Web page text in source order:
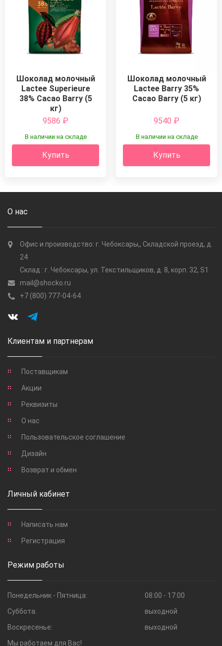
Шоколад молочный
Lactee Superieure
38% Cacao Barry (5
кг)
9586 ₽
В наличии на складе
Купить
Шоколад молочный
Lactee Barry 35%
Cacao Barry (5 кг)
9540 ₽
В наличии на складе
Купить
О нас
Офис и производство: г. Чебоксары,, Складской проезд, д.
24
Склад : г. Чебоксары, ул. Текстильщиков, д. 8, корп. 32, S1
mail@shocko.ru
+7 (800) 777-04-64
Клиентам и партнерам
Поставщикам
Акции
Реквизиты
О нас
Пользовательское соглашение
Дизайн
Возврат и обмен
Личный кабинет
Написать нам
Регистрация
Режим работы
Понедельник - Пятница:
08:00 - 17:00
Суббота:
выходной
Воскресенье:
выходной
Мы работаем для Вас!